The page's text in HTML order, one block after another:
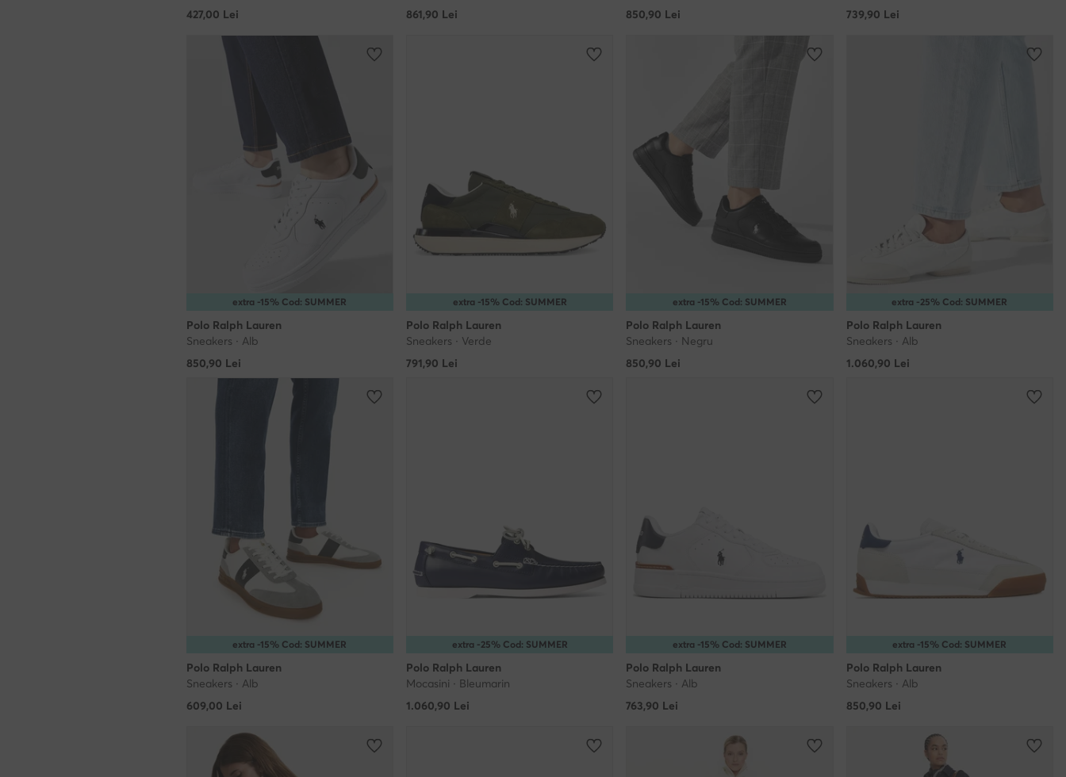
427,00 Lei
861,90 Lei
850,90 Lei
739,90 Lei
extra -15% Cod: SUMMER
Polo Ralph Lauren
Sneakers · Alb
850,90 Lei
extra -15% Cod: SUMMER
Polo Ralph Lauren
Sneakers · Verde
791,90 Lei
extra -15% Cod: SUMMER
Polo Ralph Lauren
Sneakers · Negru
850,90 Lei
extra -25% Cod: SUMMER
Polo Ralph Lauren
Sneakers · Alb
1.060,90 Lei
extra -15% Cod: SUMMER
Polo Ralph Lauren
Sneakers · Alb
609,00 Lei
extra -25% Cod: SUMMER
Polo Ralph Lauren
Mocasini · Bleumarin
1.060,90 Lei
extra -15% Cod: SUMMER
Polo Ralph Lauren
Sneakers · Alb
763,90 Lei
extra -15% Cod: SUMMER
Polo Ralph Lauren
Sneakers · Alb
850,90 Lei